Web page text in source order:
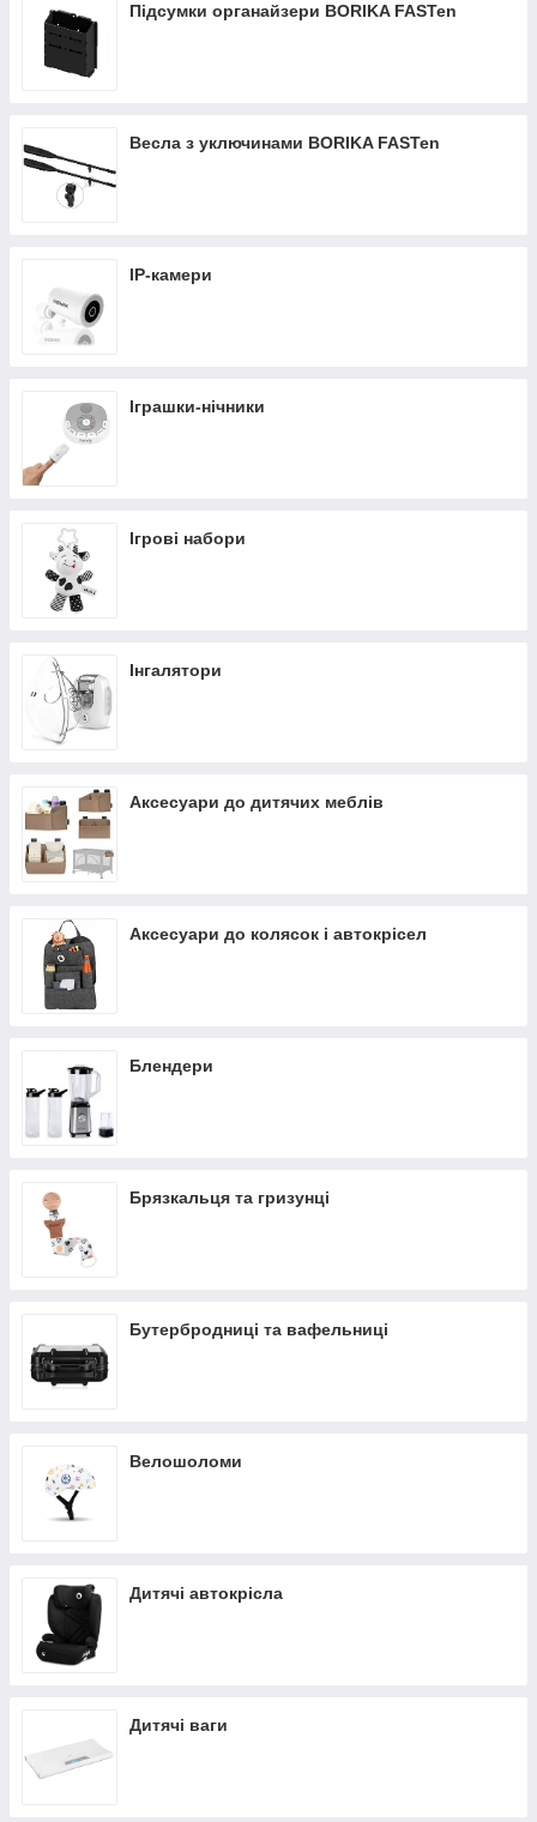
Підсумки органайзери BORIKA FASTen
Весла з уключинами BORIKA FASTen
IP-камери
Іграшки-нічники
Ігрові набори
Інгалятори
Аксесуари до дитячих меблів
Аксесуари до колясок і автокрісел
Блендери
Брязкальця та гризунці
Бутербродниці та вафельниці
Велошоломи
Дитячі автокрісла
Дитячі ваги